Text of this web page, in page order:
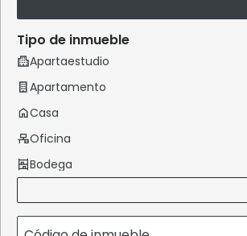
Tipo de inmueble